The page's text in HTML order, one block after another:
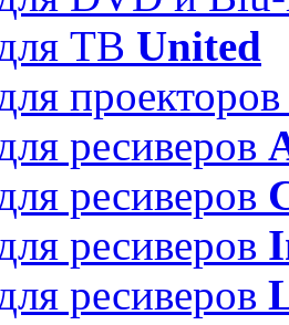
ТВ United
ресиверов
ресиверов
ресиверов
ресиверов